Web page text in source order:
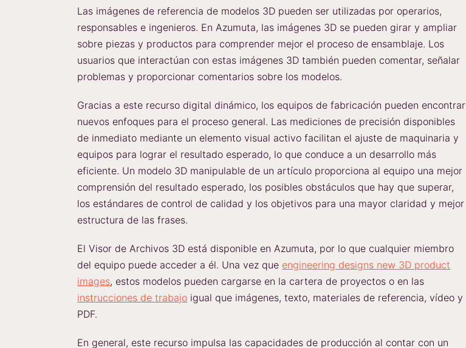
Las imágenes de referencia de modelos 3D pueden ser utilizadas por operarios,
responsables e ingenieros. En Azumuta, las imágenes 3D se pueden girar y ampliar
sobre piezas y productos para comprender mejor el proceso de ensamblaje. Los
usuarios que interactúan con estas imágenes 3D también pueden comentar, señalar
problemas y proporcionar comentarios sobre los modelos.
Gracias a este recurso digital dinámico, los equipos de fabricación pueden encontrar
nuevos enfoques para el proceso general. Las mediciones de precisión disponibles
de inmediato mediante un elemento visual activo facilitan el ajuste de maquinaria y
equipos para lograr el resultado esperado, lo que conduce a un desarrollo más
eficiente. Un modelo 3D manipulable de un artículo proporciona al equipo una mejor
comprensión del resultado esperado, los posibles obstáculos que hay que superar,
los estándares de control de calidad y los objetivos para una mayor claridad y mejor
estructura de las frases.
El Visor de Archivos 3D está disponible en Azumuta, por lo que cualquier miembro
del equipo puede acceder a él. Una vez que engineering designs new 3D product
images, estos modelos pueden cargarse en la cartera de proyectos o en las
instrucciones de trabajo igual que imágenes, texto, materiales de referencia, vídeo y
PDF.
En general, este recurso impulsa las capacidades de producción al contar con un